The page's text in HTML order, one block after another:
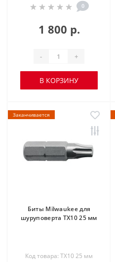
0
1 800 р.
- +
В КОРЗИНУ
Заканчивается
Биты Milwaukee для
шуруповерта TX10 25 мм
Код товара: TX10 25 мм